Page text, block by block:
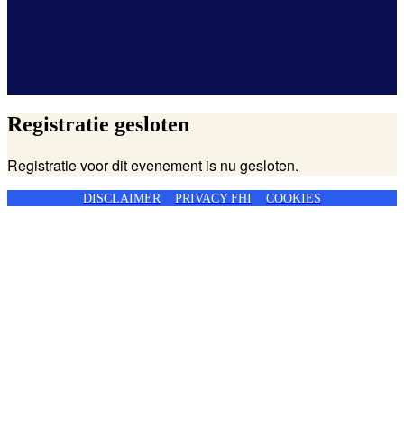
Registratie gesloten
Registratie voor dit evenement is nu gesloten.
DISCLAIMER PRIVACY FHI COOKIES